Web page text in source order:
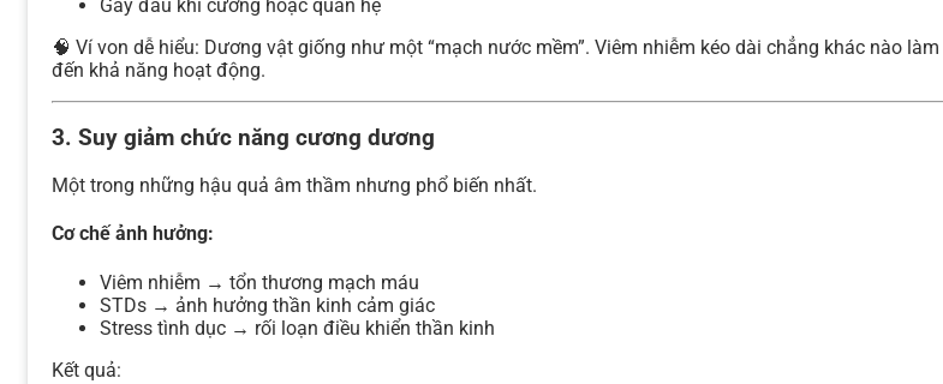
Gây đau khi cương hoặc quan hệ
🧠 Ví von dễ hiểu: Dương vật giống như một “mạch nước mềm”. Viêm nhiễm kéo dài chẳng khác nào làm
đến khả năng hoạt động.
3. Suy giảm chức năng cương dương
Một trong những hậu quả âm thầm nhưng phổ biến nhất.
Cơ chế ảnh hưởng:
Viêm nhiễm → tổn thương mạch máu
STDs → ảnh hưởng thần kinh cảm giác
Stress tình dục → rối loạn điều khiển thần kinh
Kết quả: